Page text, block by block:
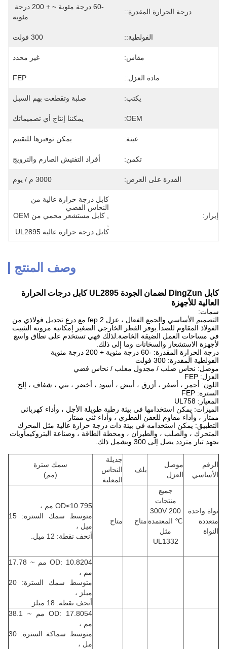
درجة الحرارة المقدرة::
مئوية
الفولطية:: 300 فولت
مقاس: غير محدد
مادة العزل:: FEP
يكتب: صلبة وتقطعت بهم السبل
OEM: يمكننا إنتاج أي تصميماتك
عينة: يمكن توفيرها للتقييم
تكمن: أفراد التفتيش الصارم والترويج
القدرة على العرض: 3000 م / يوم
إبراز:
النحاس الفضي
كابل مستشعر محمي من OEM
كابل درجة حرارة عالية UL2895
وصف المنتج
كابل DingZun لضمان الجودة UL2895 كابل درجات الحرارة
العالية للأجهزة
سمات:
التصميم الأساسي والجمع الفعال ، عزل fep 2 مع درع تجديل فولاذي من
الفولاذ المقاوم للصدأ.يوفر القطر الخارجي الصغير إمكانية مرونة التثبيت
في مساحات العمل الضيقة الخاصة.لذلك فهي تستخدم على نطاق واسع
لأجهزة الاستشعار والسخانات وما إلى ذلك.
درجة الحرارة المقدرة: -60 درجة مئوية + 200 درجة مئوية
الفولطية المقدرة: 300 فولت
موصل: نحاس صلب / مجدول معلب / نحاس فضي
العزل: FEP
اللون: أحمر ، أصفر ، أزرق ، أبيض ، أسود ، أخضر ، بني ، شفاف ، إلخ
السترة: FEP
المعيار: UL758
الميزات: يمكن استخدامها في بيئة رطبة طويلة الأجل ، وأداء كهربائي
ممتاز ، وأداء مقاوم للعفن الفطري ، وأداء ثني ممتاز
التطبيق: يمكن استخدامه في بيئة ذات درجة حرارة عالية مثل المحرك
المتحرك ، والصلب ، والطيران ، ومحطة الطاقة ، وصناعة البتروكيماويات
بجهد تيار متردد يصل إلى 300 ويشمل ذلك.
الرقم
الأساسي
موصل
العزل
يلف
جديلة
النحاس
المعلبة
سمك سترة
(مم)
نواة واحدة
متعددة
النواة
جميع
منتجات
300V 200
℃ المعتمدة
مثل
UL1332
متاح متاح
OD≤10.795 مم ،
متوسط ​​سمك السترة: 15
ميل ،
أنحف نقطة: 12 ميل.
OD: 10.8204 مم ~ 17.78
مم ،
متوسط ​​سمك السترة: 20
ميلز ،
أنحف نقطة: 18 ميلز.
OD: 17.8054 مم ~ 38.1
مم ،
متوسط ​​سماكة السترة: 30
مل ،